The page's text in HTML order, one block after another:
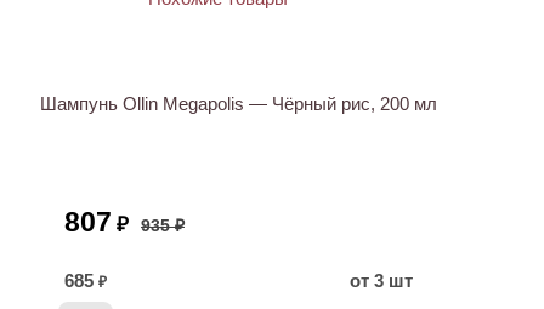
Шампунь Ollin Megapolis — Чёрный рис, 200 мл
807 ₽ 935 ₽
685 ₽
от 3 шт